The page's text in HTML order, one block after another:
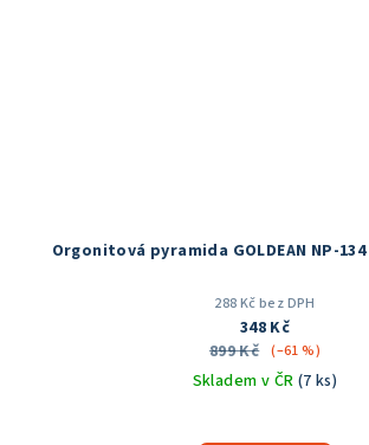
Orgonitová pyramida GOLDEAN NP-134
288 Kč bez DPH
348 Kč
899 Kč (–61 %)
Skladem v ČR (7 ks)